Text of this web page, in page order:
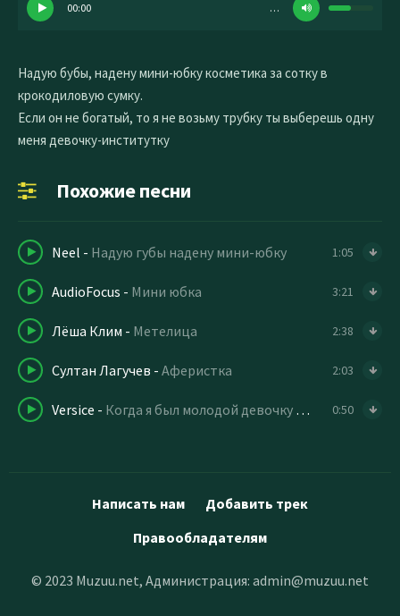
00:00 …
Надую бубы, надену мини-юбку косметика за сотку в
крокодиловую сумку.
Если он не богатый, то я не возьму трубку ты выберешь одну
меня девочку-институтку
Похожие песни
Neel - Надую губы надену мини-юбку 1:05
AudioFocus - Мини юбка 3:21
Лёша Клим - Метелица 2:38
Султан Лагучев - Аферистка 2:03
Versice - Когда я был молодой девочку одну любил 0:50
Написать нам
Добавить трек
Правообладателям
© 2023 Muzuu.net, Администрация: admin@muzuu.net